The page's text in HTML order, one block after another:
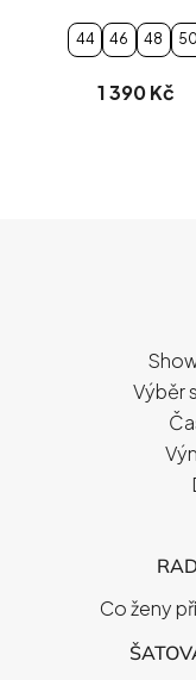
44 46 48 50
1 390 Kč
Výběr
Co ženy